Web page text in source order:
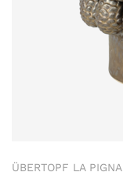
ÜBERTOPF LA PIGNA